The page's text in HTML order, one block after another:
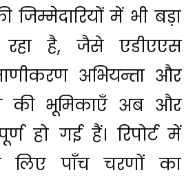
जिम्मेदारियों में भी बड़ा
रहा है, जैसे एडीएएस
अभियन्ता और
की भूमिकाएँ अब और
हो गई हैं। रिपोर्ट में
लिए पाँच चरणों का